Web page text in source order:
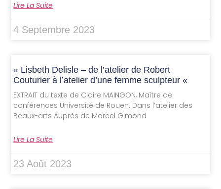
Lire La Suite
4 Septembre 2023
« Lisbeth Delisle – de l’atelier de Robert
Couturier à l’atelier d’une femme sculpteur «
EXTRAIT du texte de Claire MAINGON, Maître de
conférences Université de Rouen. Dans l’atelier des
Beaux-arts Auprès de Marcel Gimond
Lire La Suite
23 Août 2023